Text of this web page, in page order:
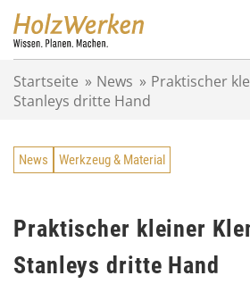
Startseite » News » Praktischer
Stanleys dritte Hand
News Werkzeug & Material
Praktischer kleiner
Stanleys dritte Hand